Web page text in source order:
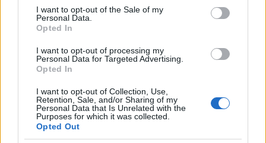
consent section.
I want to opt-out of the Sale of my
Personal Data.
Opted In
I want to opt-out of processing my
Personal Data for Targeted Advertising.
Opted In
I want to opt-out of Collection, Use,
Retention, Sale, and/or Sharing of my
Personal Data that Is Unrelated with the
Purposes for which it was collected.
Opted Out
16 éve
@Etzilbvrg:
ismételten feltenném a sokkal inkább témába vágó
kérdést:
- Azt lehet-e tudni, hogy a szem tausírozással történő
kivitelezése egy adott fémműves korszakra jellemző
a római korban, vagy ezt hosszabban elnyúló
szakaszban alkalmazták, így a szűkebb datálásra
nem alkalmas technika?